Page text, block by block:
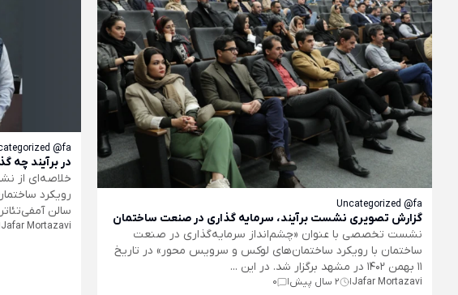
Uncategorized @fa
گزارش تصویری نشست برآیند، سرمایه گذاری در صنعت ساختمان
نشست تخصصی با عنوان «چشم‌انداز سرمایه‌گذاری در صنعت
ساختمان با رویکرد ساختمان‌های لوکس و سرویس محور» در تاریخ
11 بهمن 1402 در مشهد برگزار شد. در این ...
Jafar Mortazavi
| 2 سال پیش |
0
@fa
در برآیند چه
خلاصه‌ای از
سالن
Jafar Mortazavi